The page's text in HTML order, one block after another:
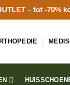
– tot -70%